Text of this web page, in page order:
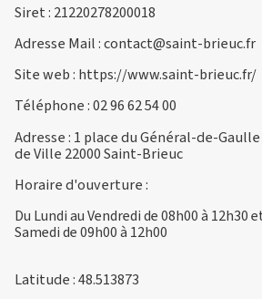
Siret : 21220278200018
Adresse Mail :contact@saint-brieuc.fr
Site web : https://www.saint-brieuc.fr/
Téléphone :02 96 62 54 00
Adresse : 1 place du Général-de-
de Ville 22000 Saint-Brieuc
Horaire d'ouverture :
Du Lundi au Vendredi de 08h00 à 12h30
Samedi de 09h00 à 12h00
Latitude : 48.513873